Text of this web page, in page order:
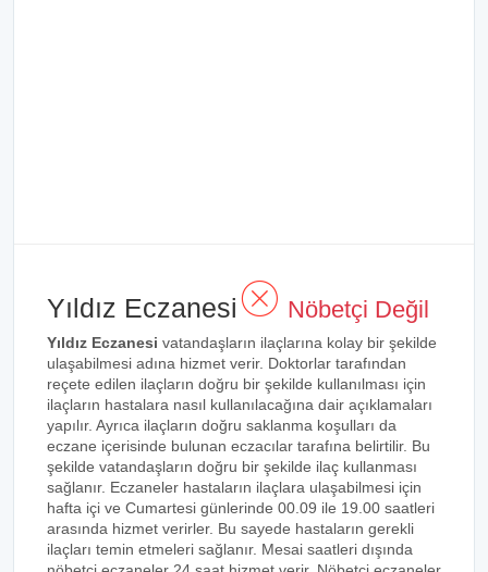
Yıldız Eczanesi Nöbetçi Değil
Yıldız Eczanesi vatandaşların ilaçlarına kolay bir şekilde
ulaşabilmesi adına hizmet verir. Doktorlar tarafından
reçete edilen ilaçların doğru bir şekilde kullanılması için
ilaçların hastalara nasıl kullanılacağına dair açıklamaları
yapılır. Ayrıca ilaçların doğru saklanma koşulları da
eczane içerisinde bulunan eczacılar tarafına belirtilir. Bu
şekilde vatandaşların doğru bir şekilde ilaç kullanması
sağlanır. Eczaneler hastaların ilaçlara ulaşabilmesi için
hafta içi ve Cumartesi günlerinde 00.09 ile 19.00 saatleri
arasında hizmet verirler. Bu sayede hastaların gerekli
ilaçları temin etmeleri sağlanır. Mesai saatleri dışında